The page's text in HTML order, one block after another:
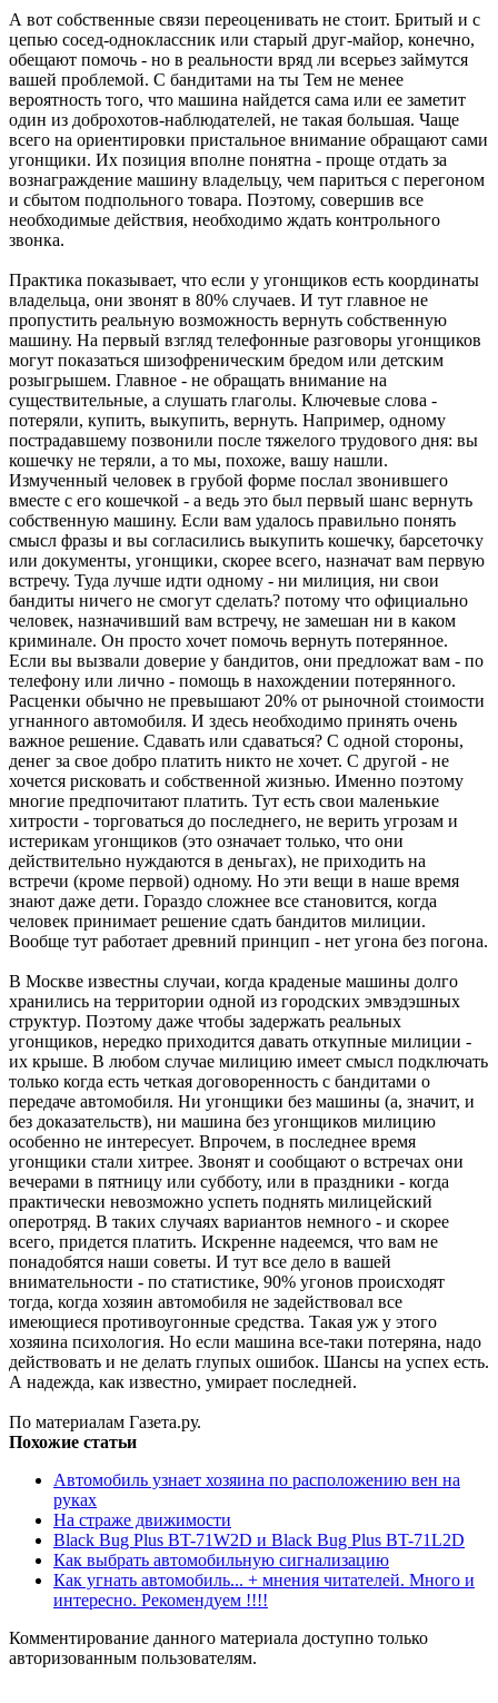
А вот собственные связи переоценивать не стоит. Бритый и с
цепью сосед-одноклассник или старый друг-майор, конечно,
обещают помочь - но в реальности вряд ли всерьез займутся
вашей проблемой. С бандитами на ты Тем не менее
вероятность того, что машина найдется сама или ее заметит
один из доброхотов-наблюдателей, не такая большая. Чаще
всего на ориентировки пристальное внимание обращают сами
угонщики. Их позиция вполне понятна - проще отдать за
вознаграждение машину владельцу, чем париться с перегоном
и сбытом подпольного товара. Поэтому, совершив все
необходимые действия, необходимо ждать контрольного
звонка.
Практика показывает, что если у угонщиков есть координаты
владельца, они звонят в 80% случаев. И тут главное не
пропустить реальную возможность вернуть собственную
машину. На первый взгляд телефонные разговоры угонщиков
могут показаться шизофреническим бредом или детским
розыгрышем. Главное - не обращать внимание на
существительные, а слушать глаголы. Ключевые слова -
потеряли, купить, выкупить, вернуть. Например, одному
пострадавшему позвонили после тяжелого трудового дня: вы
кошечку не теряли, а то мы, похоже, вашу нашли.
Измученный человек в грубой форме послал звонившего
вместе с его кошечкой - а ведь это был первый шанс вернуть
собственную машину. Если вам удалось правильно понять
смысл фразы и вы согласились выкупить кошечку, барсеточку
или документы, угонщики, скорее всего, назначат вам первую
встречу. Туда лучше идти одному - ни милиция, ни свои
бандиты ничего не смогут сделать? потому что официально
человек, назначивший вам встречу, не замешан ни в каком
криминале. Он просто хочет помочь вернуть потерянное.
Если вы вызвали доверие у бандитов, они предложат вам - по
телефону или лично - помощь в нахождении потерянного.
Расценки обычно не превышают 20% от рыночной стоимости
угнанного автомобиля. И здесь необходимо принять очень
важное решение. Сдавать или сдаваться? С одной стороны,
денег за свое добро платить никто не хочет. С другой - не
хочется рисковать и собственной жизнью. Именно поэтому
многие предпочитают платить. Тут есть свои маленькие
хитрости - торговаться до последнего, не верить угрозам и
истерикам угонщиков (это означает только, что они
действительно нуждаются в деньгах), не приходить на
встречи (кроме первой) одному. Но эти вещи в наше время
знают даже дети. Гораздо сложнее все становится, когда
человек принимает решение сдать бандитов милиции.
Вообще тут работает древний принцип - нет угона без погона.
В Москве известны случаи, когда краденые машины долго
хранились на территории одной из городских эмвэдэшных
структур. Поэтому даже чтобы задержать реальных
угонщиков, нередко приходится давать откупные милиции -
их крыше. В любом случае милицию имеет смысл подключать
только когда есть четкая договоренность с бандитами о
передаче автомобиля. Ни угонщики без машины (а, значит, и
без доказательств), ни машина без угонщиков милицию
особенно не интересует. Впрочем, в последнее время
угонщики стали хитрее. Звонят и сообщают о встречах они
вечерами в пятницу или субботу, или в праздники - когда
практически невозможно успеть поднять милицейский
оперотряд. В таких случаях вариантов немного - и скорее
всего, придется платить. Искренне надеемся, что вам не
понадобятся наши советы. И тут все дело в вашей
внимательности - по статистике, 90% угонов происходят
тогда, когда хозяин автомобиля не задействовал все
имеющиеся противоугонные средства. Такая уж у этого
хозяина психология. Но если машина все-таки потеряна, надо
действовать и не делать глупых ошибок. Шансы на успех есть.
А надежда, как известно, умирает последней.
По материалам Газета.ру.
Похожие статьи
Автомобиль узнает хозяина по расположению вен на
руках
На страже движимости
Black Bug Plus BT-71W2D и Black Bug Plus BT-71L2D
Как выбрать автомобильную сигнализацию
Как угнать автомобиль... + мнения читателей. Много и
интересно. Рекомендуем !!!!
Комментирование данного материала доступно только
авторизованным пользователям.